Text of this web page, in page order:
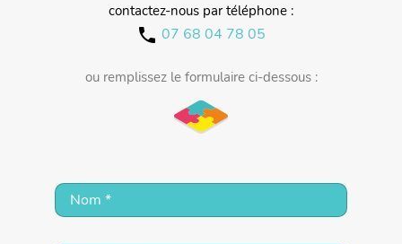
contactez-nous par téléphone :
call 07 68 04 78 05
ou remplissez le formulaire ci-dessous :